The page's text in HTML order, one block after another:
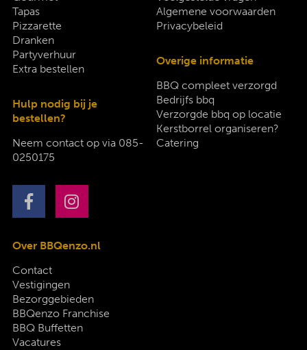
Tapas
Pizzarette
Dranken
Partyverhuur
Extra bestellen
Hulp nodig bij je
bestellen?
Neem contact op via 085-
0250175
Algemene voorwaarden
Privacybeleid
Overige informatie
BBQ compleet verzorgd
Bedrijfs bbq
Verzorgde bbq op locatie
Kerstborrel organiseren?
Catering
Over BBQenzo.nl
Contact
Vestigingen
Bezorggebieden
BBQenzo Franchise
BBQ Buffetten
Vacatures